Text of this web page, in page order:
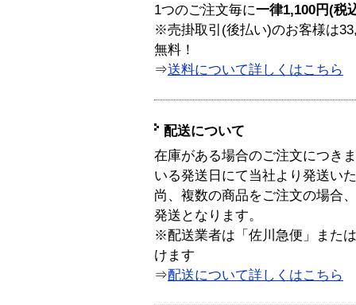
1つのご注文毎に一律1,100円(税
※売掛取引(後払い)のお客様は
無料！
⇒送料について詳しくはこちら
配送について
在庫がある場合のご注文につき
いる発送日にて当社より発送い
尚、複数の商品をご注文の場合
発送となります。
※配送業者は「佐川急便」また
けます
⇒配送について詳しくはこちら